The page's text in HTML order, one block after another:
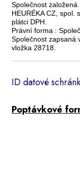
Společnost
HEURÉKA CZ, spol.
plátci DPH.
Právní forma :
Společnost zapsaná
vložka 28718.
ID datové
Poptávkové